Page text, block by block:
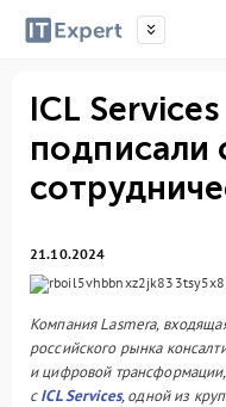
ICL
подписали
21.10.2024
Компания Lasmera,
российского рынка
и цифровой
сICL Services, одной из